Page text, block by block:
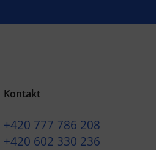
Kontakt
+420 777 786 208
+420 602 330 236